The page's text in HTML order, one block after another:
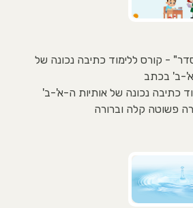
- קורס ללימוד כתיבה נכונה של
ב' בכתב
כתיבה נכונה של אותיות ה-א'-ב'
פשוטה קלה וברורה